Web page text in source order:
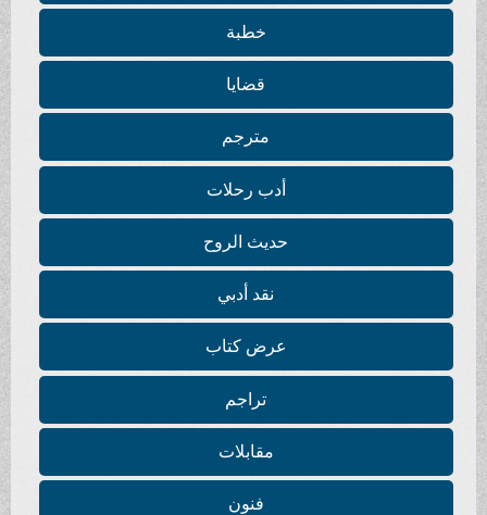
خطبة
قضايا
مترجم
أدب رحلات
حديث الروح
نقد أدبي
عرض كتاب
تراجم
مقابلات
فنون